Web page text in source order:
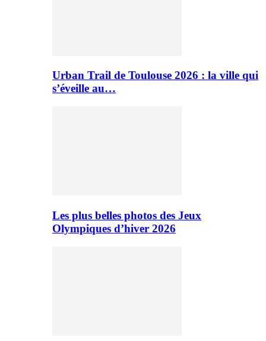
Urban Trail de Toulouse 2026 : la ville qui
s’éveille au…
Les plus belles photos des Jeux
Olympiques d’hiver 2026